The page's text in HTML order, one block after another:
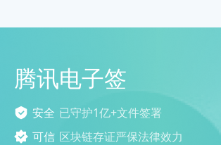
腾讯电子签
安全 已守护1亿+文件签署
可信 区块链存证严保法律效力